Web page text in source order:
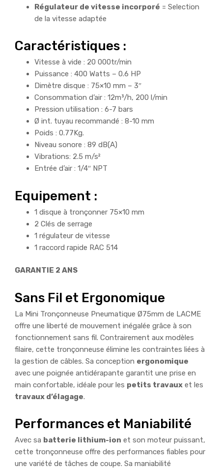
Régulateur de vitesse incorporé = Selection
de la vitesse adaptée
Caractéristiques :
Vitesse à vide : 20 000tr/min
Puissance : 400 Watts – 0.6 HP
Dimètre disque : 75×10 mm – 3″
Consommation d’air : 12m³/h, 200 l/min
Pression utilisation : 6-7 bars
Ø int. tuyau recommandé : 8-10 mm
Poids : 0.77Kg.
Niveau sonore : 89 dB(A)
Vibrations: 2.5 m/s²
Entrée d’air : 1/4″ NPT
Equipement :
1 disque à tronçonner 75×10 mm
2 Clés de serrage
1 régulateur de vitesse
1 raccord rapide RAC 514
GARANTIE 2 ANS
Sans Fil et Ergonomique
La Mini Tronçonneuse Pneumatique Ø75mm de LACME
offre une liberté de mouvement inégalée grâce à son
fonctionnement sans fil. Contrairement aux modèles
filaire, cette tronçonneuse élimine les contraintes liées à
la gestion de câbles. Sa conception ergonomique
avec une poignée antidérapante garantit une prise en
main confortable, idéale pour les petits travaux et les
travaux d’élagage.
Performances et Maniabilité
Avec sa batterie lithium-ion et son moteur puissant,
cette tronçonneuse offre des performances fiables pour
une variété de tâches de coupe. Sa maniabilité